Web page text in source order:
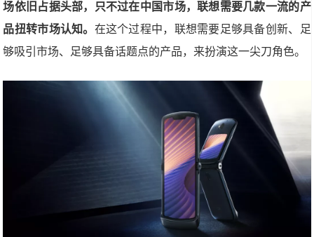
场依旧占据头部，只不过在中国市场，联想需要几款一流的产
品扭转市场认知。 在这个过程中，联想需要足够具备创新、足
够吸引市场、足够具备话题点的产品，来扮演这一尖刀角色。